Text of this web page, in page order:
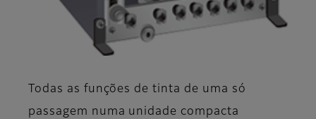
Todas as funções de tinta de uma só
passagem numa unidade compacta